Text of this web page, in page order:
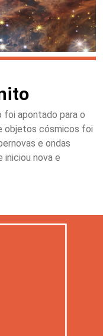
foi apontado para o
objetos cósmicos foi
e ondas
iniciou nova e